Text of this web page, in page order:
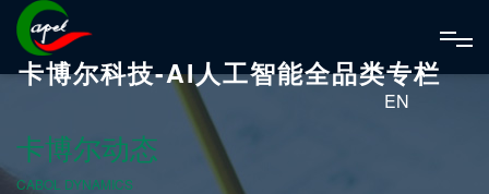
卡博尔科技-AI人工智能全品类专栏
EN
卡博尔动态
CABOL DYNAMICS